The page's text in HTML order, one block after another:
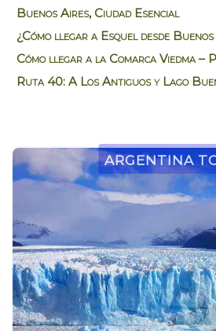
Buenos Aires, Ciudad Esencial
¿Cómo llegar a Esquel desde
Cómo llegar a la Comarca Viedma –
Ruta 40: A Los Antiguos y Lago
Argentina